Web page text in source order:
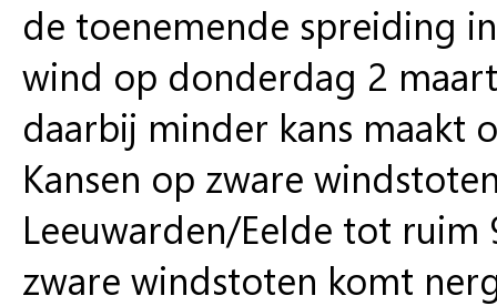
de toenemende spreiding
wind op donderdag 2
daarbij minder kans maakt
Kansen op zware
Leeuwarden/Eelde tot ruim
zware windstoten komt